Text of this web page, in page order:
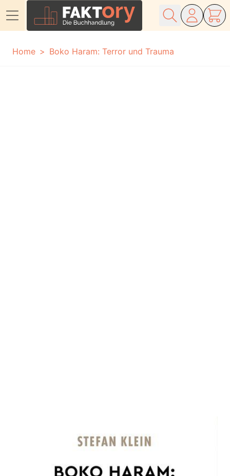
Home
Boko Haram: Terror und Trauma
Boko Haram: Terror